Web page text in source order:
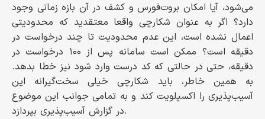
می‌شود، آیا امکان بروت‌فورس و کشف در آن بازه زمانی وجود
دارد؟ اگر به عنوان شکارچی واقعا معتقدید که محدودیتی
اعمال نشده است، این عدم محدودیت تا چند درخواست در
دقیقه است؟ ممکن است سامانه پس از ۱۰۰ درخواست در
دقیقه، حتی در حالتی که کد درست وارد شود نیز خطا بدهد.
به همین خاطر، باید شکارچی خیلی سخت‌گیرانه این
آسیب‌پذیری را اکسپلویت کند و به تمامی جوانب این موضوع
در گزارش آسیب‌پذیری بپردازد.